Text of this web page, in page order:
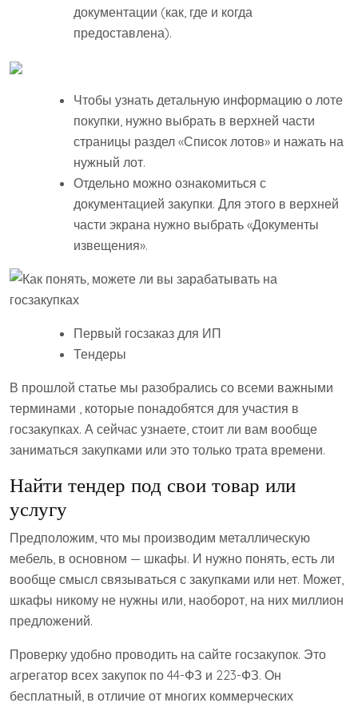
документации (как, где и когда
предоставлена).
Чтобы узнать детальную информацию о лоте
покупки, нужно выбрать в верхней части
страницы раздел «Список лотов» и нажать на
нужный лот.
Отдельно можно ознакомиться с
документацией закупки. Для этого в верхней
части экрана нужно выбрать «Документы
извещения».
Первый госзаказ для ИП
Тендеры
В прошлой статье мы разобрались со всеми важными
терминами , которые понадобятся для участия в
госзакупках. А сейчас узнаете, стоит ли вам вообще
заниматься закупками или это только трата времени.
Найти тендер под свои товар или
услугу
Предположим, что мы производим металлическую
мебель, в основном — шкафы. И нужно понять, есть ли
вообще смысл связываться с закупками или нет. Может,
шкафы никому не нужны или, наоборот, на них миллион
предложений.
Проверку удобно проводить на сайте госзакупок. Это
агрегатор всех закупок по 44-ФЗ и 223-ФЗ. Он
бесплатный, в отличие от многих коммерческих